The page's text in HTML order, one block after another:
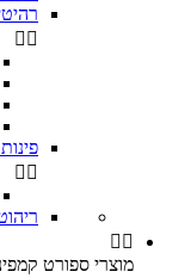
 
 
 
מוצרי ספורט